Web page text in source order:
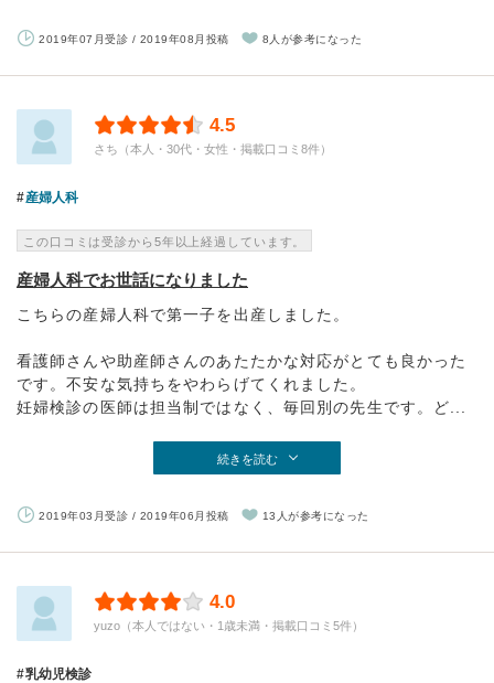
2019年07月受診 / 2019年08月投稿 8人が参考になった
4.5
さち（本人・30代・女性・掲載口コミ8件）
産婦人科
この口コミは受診から5年以上経過しています。
産婦人科でお世話になりました
こちらの産婦人科で第一子を出産しました。
看護師さんや助産師さんのあたたかな対応がとても良かった
です。不安な気持ちをやわらげてくれました。
妊婦検診の医師は担当制ではなく、毎回別の先生です。ど...
続きを読む
2019年03月受診 / 2019年06月投稿 13人が参考になった
4.0
yuzo（本人ではない・1歳未満・掲載口コミ5件）
乳幼児検診